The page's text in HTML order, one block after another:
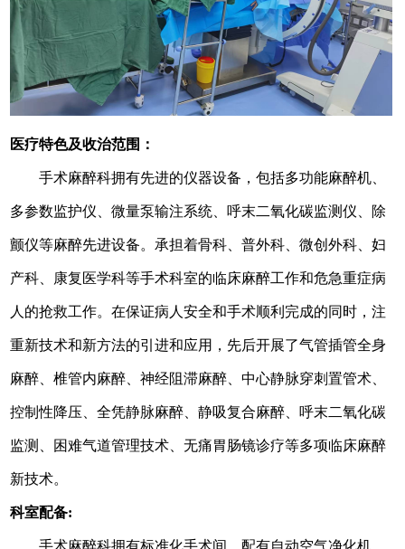
医疗特色及收治范围：
手术麻醉科拥有先进的仪器设备，包括多功能麻醉机、
多参数监护仪、微量泵输注系统、呼末二氧化碳监测仪 除
颤仪等麻醉先进设备。承担着骨科、普外科、微创外科、妇
产科 康复医学科等手术科室的临床麻醉工作和危急重症病
人的抢救工作。在保证病人安全和手术顺利完成的同时，注
重新技术和新方法的引进和应用，先后开展了气管插管全身
麻醉 、椎管内麻醉 、神经阻滞麻醉 、中心静脉穿刺置管术
控制性降压、全凭静脉麻醉、静吸复合麻醉、呼末二氧化碳
监测、困难气道管理技术 、无痛胃肠镜诊疗等多项临床麻醉
新技术。
科室配备:
手术麻醉科拥有标准化手术间 ，配有自动空气净化机、